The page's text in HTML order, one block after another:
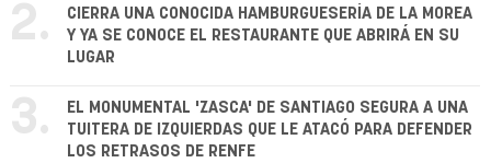
2.
CIERRA UNA CONOCIDA HAMBURGUESERÍA DE LA MOREA
Y YA SE CONOCE EL RESTAURANTE QUE ABRIRÁ EN SU
LUGAR
3.
EL MONUMENTAL 'ZASCA' DE SANTIAGO SEGURA A UNA
TUITERA DE IZQUIERDAS QUE LE ATACÓ PARA DEFENDER
LOS RETRASOS DE RENFE